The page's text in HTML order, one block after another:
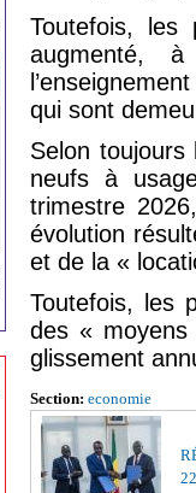
Toutefois, les
augmenté,
qui sont
Selon toujours
neufs à
trimestre
évolution
et de la «
Toutefois, les
des «
glissement
Section: economie